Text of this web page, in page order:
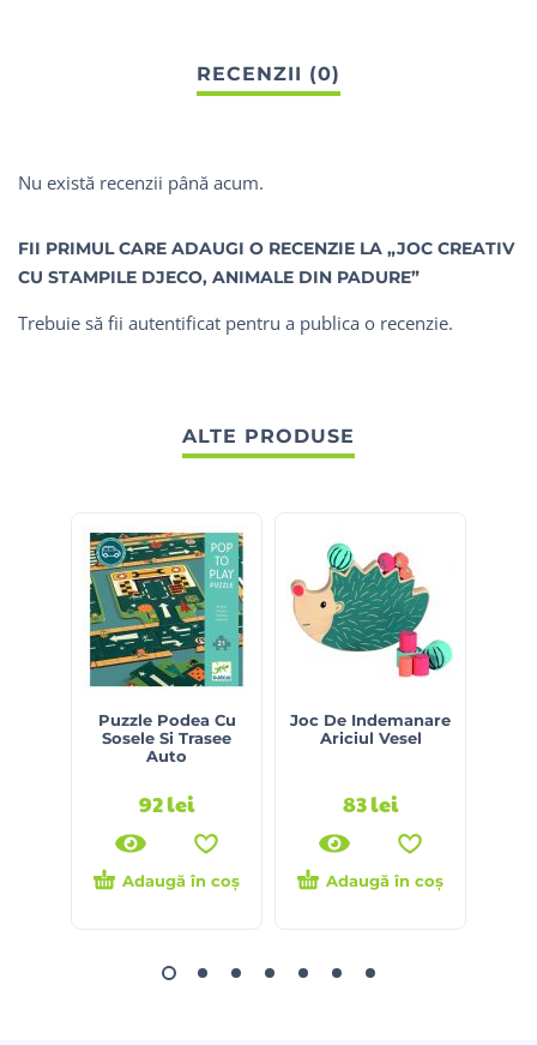
Nu există recenzii până acum.
FII PRIMUL CARE ADAUGI O RECENZIE LA „JOC CREATIV
CU STAMPILE DJECO, ANIMALE DIN PADURE”
Trebuie să fii autentificat pentru a publica o recenzie.
ALTE PRODUSE
Puzzle Podea Cu
Sosele Si Trasee
Auto
92lei
Adaugă în coș
Joc De Indemanare
Ariciul Vesel
83lei
Adaugă în coș